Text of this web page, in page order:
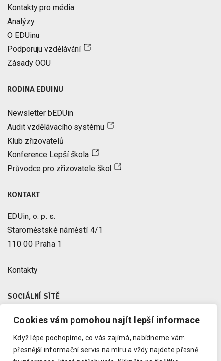
Cookies vám pomohou najít lepší informace
Když lépe pochopíme, co vás zajímá, nabídneme vám
přesnější informační servis na míru a vždy najdete přesně
Kontakty pro média
Analýzy
O EDUinu
Podporuju vzdělávání
Zásady OOU
RODINA EDUINU
Newsletter bEDUin
Audit vzdělávacího systému
Klub zřizovatelů
Konference Lepší škola
Průvodce pro zřizovatele škol
KONTAKT
EDUin, o. p. s.
Staroměstské náměstí 4/1
110 00 Praha 1
Kontakty
SOCIÁLNÍ SÍTĚ
Facebook
Instagram